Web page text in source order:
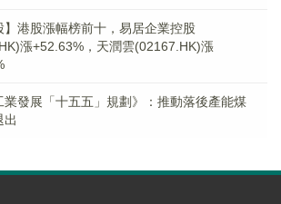
】港股漲幅榜前十，易居企業控股
漲+52.63%，天潤雲(02167.HK)漲
業發展「十五五」規劃》：推動落後產能煤
出